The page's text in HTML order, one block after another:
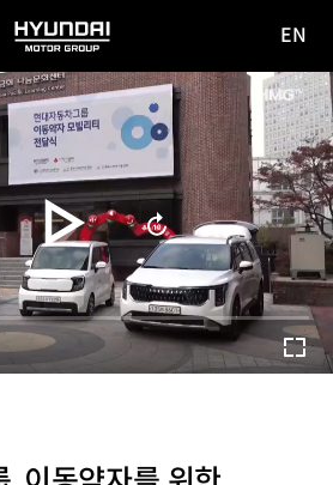
HYUNDAI
MOTOR
GROUP
사이
이동
EN